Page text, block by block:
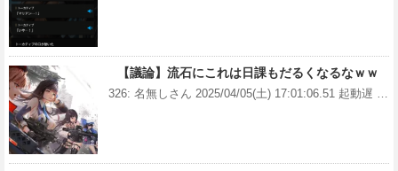
【議論】流石にこれは日課もだるくなるなｗｗ
326: 名無しさん 2025/04/05(土) 17:01:06.51 起動遅 …